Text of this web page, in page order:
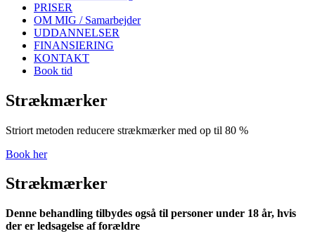
PRISER
OM MIG / Samarbejder
UDDANNELSER
FINANSIERING
KONTAKT
Book tid
Strækmærker
Striort metoden reducere strækmærker med op til 80 %
Book her
Strækmærker
Denne behandling tilbydes også til personer under 18 år, hvis
der er ledsagelse af forældre